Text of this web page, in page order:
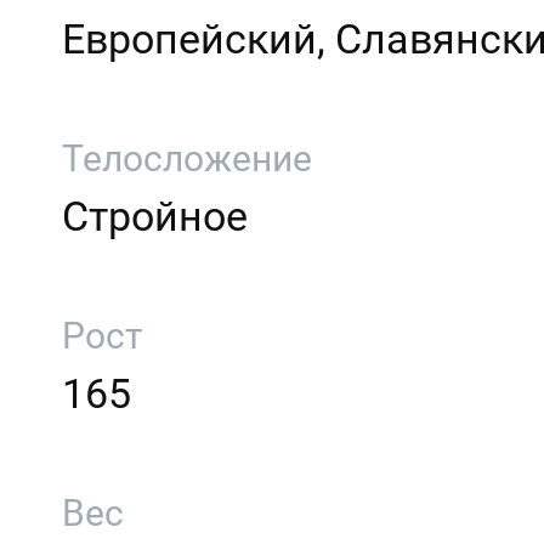
Европейский,
Телосложение
Стройное
Рост
165
Вес